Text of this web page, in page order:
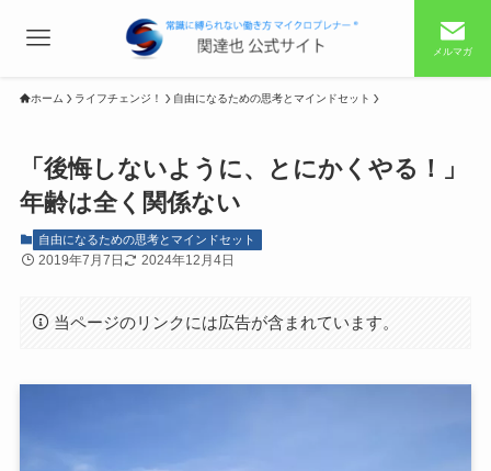
メルマガ
ホーム ライフチェンジ！ 自由になるための思考とマインドセット
「後悔しないように、とにかくやる！」
年齢は全く関係ない
自由になるための思考とマインドセット
2019年7月7日 2024年12月4日
当ページのリンクには広告が含まれています。